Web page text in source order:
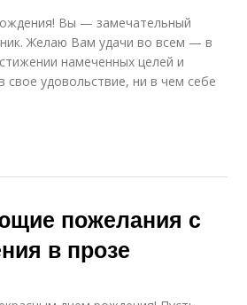
Вы — замечательный
Желаю Вам удачи во всем — в
намеченных целей и
удовольствие, ни в чем себе
пожелания с
в прозе